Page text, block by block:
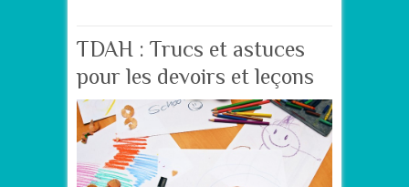
TDAH : Trucs et astuces
pour les devoirs et leçons